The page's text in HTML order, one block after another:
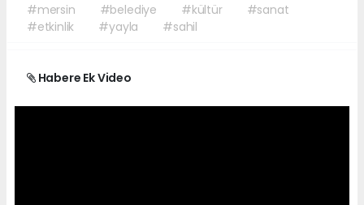
#mersin #belediye #kültür
#sanat
#etkinlik
#yayla #sahil
Habere Ek Video